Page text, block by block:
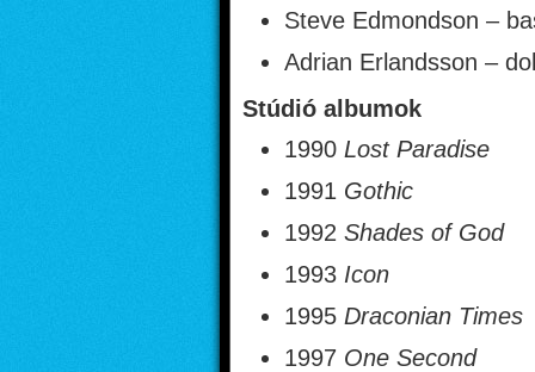
Steve Edmondson –
Adrian Erlandsson –
Stúdió albumok
1990 Lost Paradise
1991 Gothic
1992 Shades of God
1993 Icon
1995 Draconian Times
1997 One Second